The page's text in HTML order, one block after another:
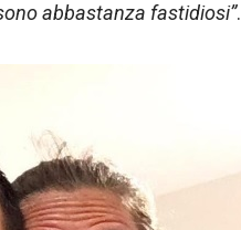
abbastanza fastidiosi”.